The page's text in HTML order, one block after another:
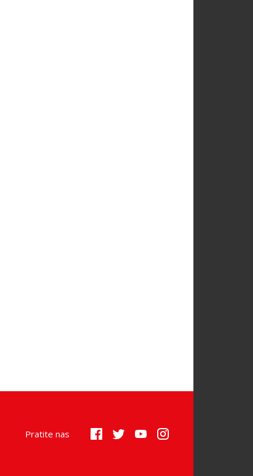
Pratite nas